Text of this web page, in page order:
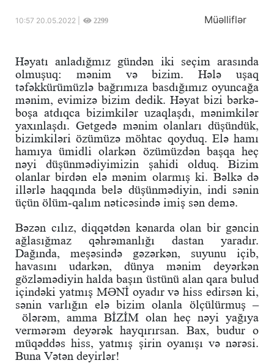
10:57 20.05.2022 | 2299 Müəlliflər
Həyatı anladığmız gündən iki seçim arasında
olmuşuq: mənim və bizim. Hələ uşaq
təfəkkürümüzlə bağrımıza basdığımız oyuncağa
mənim, evimizə bizim dedik. Həyat bizi bərkə-
boşa atdıqca bizimkilər uzaqlaşdı, mənimkilər
yaxınlaşdı. Getgedə mənim olanları düşündük,
bizimkiləri özümüzə möhtac qoyduq. Elə hamı
hamıya ümidli olarkən özümüzdən başqa heç
nəyi düşünmədiyimizin şahidi olduq. Bizim
olanlar birdən elə mənim olarmış ki. Bəlkə də
illərlə haqqında belə düşünmədiyin, indi sənin
üçün ölüm-qalım nəticəsində imiş sən demə.
Bəzən cılız, diqqətdən kənarda olan bir gəncin
ağlasığmaz qəhrəmanlığı dastan yaradır.
Dağında, meşəsində gəzərkən, suyunu içib,
havasını udarkən, dünya mənim deyərkən
gözləmədiyin halda başın üstünü alan qara bulud
içindəki yatmış MƏNİ oyadır və hiss edirsən ki,
sənin varlığın elə bizim olanla ölçülürmuş –
ölərəm, amma BİZİM olan heç nəyi yağıya
vermərəm deyərək hayqırırsan. Bax, budur o
müqəddəs hiss, yatmış şirin oyanışı və nərəsi.
Buna Vətən deyirlər!